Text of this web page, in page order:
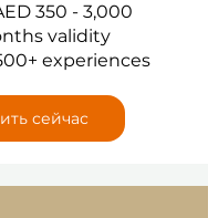
350 - 3,000
validity
experiences
сейчас